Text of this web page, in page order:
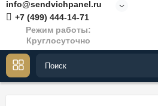
info@sendvichpanel.ru
+7 (499) 444-14-71
Режим работы:
Круглосуточно